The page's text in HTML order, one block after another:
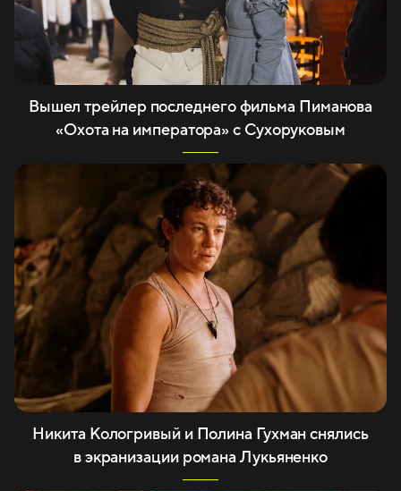
Вышел трейлер последнего фильма Пиманова
«Охота на императора» с Сухоруковым
Никита Кологривый и Полина Гухман снялись
в экранизации романа Лукьяненко